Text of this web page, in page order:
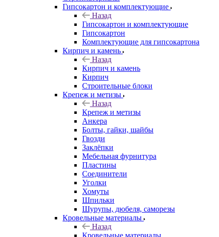
Гипсокартон и комплектующие
Назад
Гипсокартон и комплектующие
Гипсокартон
Комплектующие для гипсокартона
Кирпич и камень
Назад
Кирпич и камень
Кирпич
Строительные блоки
Крепеж и метизы
Назад
Крепеж и метизы
Анкера
Болты, гайки, шайбы
Гвозди
Заклёпки
Мебельная фурнитура
Пластины
Соединители
Уголки
Хомуты
Шпильки
Шурупы, дюбеля, саморезы
Кровельные материалы
Назад
Кровельные материалы